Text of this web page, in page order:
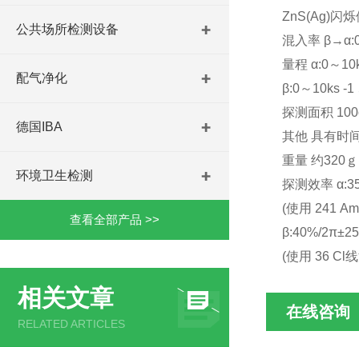
公共场所检测设备
配气净化
德国IBA
环境卫生检测
查看全部产品 >>
相关文章
RELATED ARTICLES
ZnS(Ag)闪
混入率
量程 α:0～
β:0～10ks -
探测面积
其他 具有时
重量 约320
探测效率
(使用 241
β:40%/
(使用 36 Cl
在线咨询